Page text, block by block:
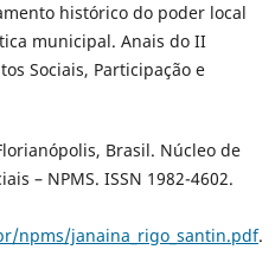
histórico do poder local
municipal. Anais do II
Sociais, Participação e
Brasil. Núcleo de
– NPMS. ISSN 1982-4602.
npms/janaina_rigo_santin.pdf.